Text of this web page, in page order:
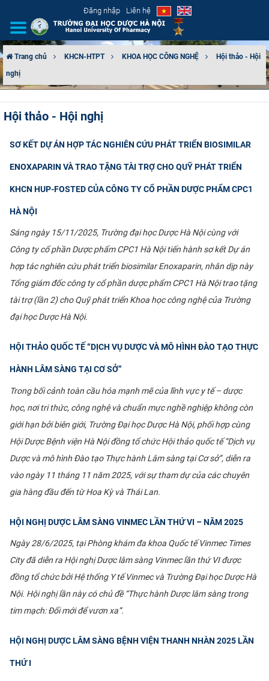
Đăng nhập Liên hệ
GIỚI THIỆU
CƠ CẤU TỔ CHỨC
TUYỂN SINH
ĐÀO TẠO
KHOA HỌC CÔNG NGHỆ
HTQT
CỰU NGƯỜI HỌC
Trang chủ KHCN-HTPT KHOA HỌC CÔNG NGHỆ
Hội thảo - Hội
nghị
Hội thảo - Hội nghị
SƠ KẾT DỰ ÁN HỢP TÁC NGHIÊN CỨU PHÁT TRIỂN BIOSIMILAR
ENOXAPARIN VÀ TRAO TẶNG TÀI TRỢ CHO QUỸ PHÁT TRIỂN
KHCN HUP-FOSTED CỦA CÔNG TY CỔ PHẦN DƯỢC PHẨM CPC1
HÀ NỘI
Sáng ngày 15/11/2025, Trường đại học Dược Hà Nội cùng với
Công ty cổ phần Dược phẩm CPC1 Hà Nội tiến hành sơ kết Dự án
hợp tác nghiên cứu phát triển biosimilar Enoxaparin, nhân dịp này
Tổng giám đốc công ty cổ phần dược phẩm CPC1 Hà Nội trao tặng
tài trợ (lần 2) cho Quỹ phát triển Khoa học công nghệ của Trường
đại học Dược Hà Nội.
HỘI THẢO QUỐC TẾ “DỊCH VỤ DƯỢC VÀ MÔ HÌNH ĐÀO TẠO THỰC
HÀNH LÂM SÀNG TẠI CƠ SỞ”
Trong bối cảnh toàn cầu hóa mạnh mẽ của lĩnh vực y tế – dược
học, nơi tri thức, công nghệ và chuẩn mực nghề nghiệp không còn
giới hạn bởi biên giới, Trường Đại học Dược Hà Nội, phối hợp cùng
Hội Dược Bệnh viện Hà Nội đồng tổ chức Hội thảo quốc tế “Dịch vụ
Dược và mô hình Đào tạo Thực hành Lâm sàng tại Cơ sở”, diễn ra
vào ngày 11 tháng 11 năm 2025, với sự tham dự của các chuyên
gia hàng đầu đến từ Hoa Kỳ và Thái Lan.
HỘI NGHỊ DƯỢC LÂM SÀNG VINMEC LẦN THỨ VI – NĂM 2025
Ngày 28/6/2025, tại Phòng khám đa khoa Quốc tế Vinmec Times
City đã diễn ra Hội nghị Dược lâm sàng Vinmec lần thứ VI được
đồng tổ chức bởi Hệ thống Y tế Vinmec và Trường Đại học Dược Hà
Nội. Hội nghị lần này có chủ đề “Thực hành Dược lâm sàng trong
tim mạch: Đổi mới để vươn xa”.
HỘI NGHỊ DƯỢC LÂM SÀNG BỆNH VIỆN THANH NHÀN 2025 LẦN
THỨ I